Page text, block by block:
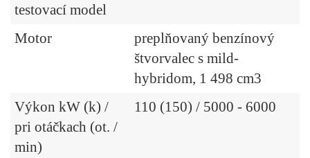
testovací model
Motor
preplňovaný benzínový
štvorvalec s mild-
hybridom, 1 498 cm3
Výkon kW (k) /
pri otáčkach (ot. /
min)
110 (150) / 5000 - 6000